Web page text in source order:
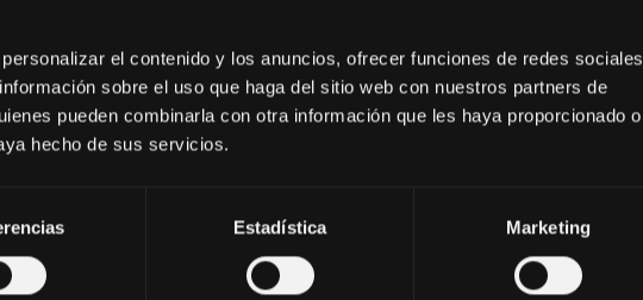
el contenido y los anuncios, ofrecer funciones de redes sociales
sobre el uso que haga del sitio web con nuestros partners de
pueden combinarla con otra información que les haya proporcionado o
hecho de sus servicios.
Estadística Marketing
Réunions